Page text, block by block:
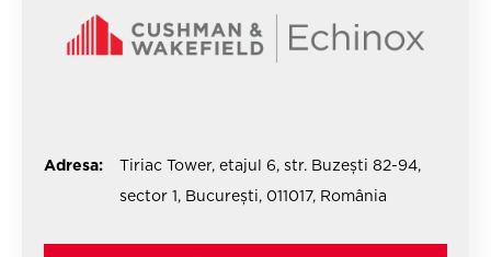
Adresa:
Tiriac Tower, etajul 6, str. Buzești 82-94,
sector 1, București, 011017, România